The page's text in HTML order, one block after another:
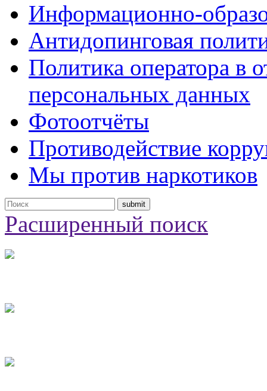
Информационно-
Антидопинговая
Политика оператора в
персональных данных
Фотоотчёты
Противодействие
Мы против наркотиков
Расширенный поиск